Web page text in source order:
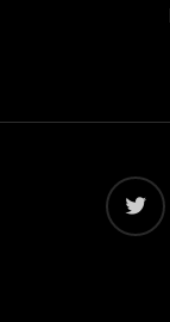
twitter